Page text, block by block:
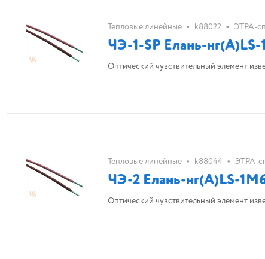
Тепловые линейные • k88022 • ЭТРА-
ЧЭ-1-SP Елань-
Оптический чувствительный элемент
Тепловые линейные • k88044 • ЭТРА-
ЧЭ-2 Елань-нг(А)LS-
Оптический чувствительный элемент